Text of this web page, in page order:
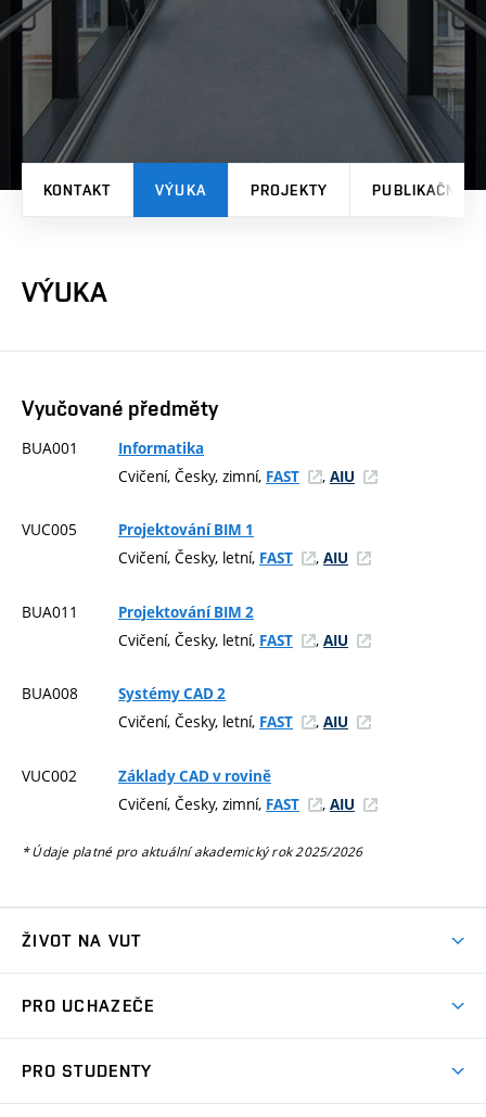
KONTAKT VÝUKA PROJEKTY PUBLIKAČNÍ
VÝUKA
Vyučované předměty
BUA001 Informatika
Cvičení, Česky, zimní, FAST , AIU
VUC005 Projektování BIM 1
Cvičení, Česky, letní, FAST , AIU
BUA011 Projektování BIM 2
Cvičení, Česky, letní, FAST , AIU
BUA008 Systémy CAD 2
Cvičení, Česky, letní, FAST , AIU
VUC002 Základy CAD v rovině
Cvičení, Česky, zimní, FAST , AIU
* Údaje platné pro aktuální akademický rok 2025/2026
ŽIVOT NA VUT
Koleje
PRO UCHAZEČE
PRO STUDENTY